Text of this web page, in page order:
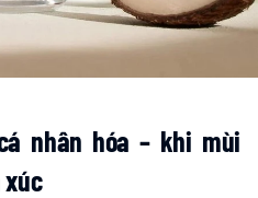
nhân hóa – khi mùi
xúc